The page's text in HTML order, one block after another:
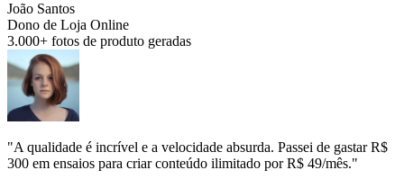
João Santos
Dono de Loja Online
3.000+ fotos de produto geradas
"A qualidade é incrível e a velocidade absurda. Passei de gastar R$
300 em ensaios para criar conteúdo ilimitado por R$ 49/mês."